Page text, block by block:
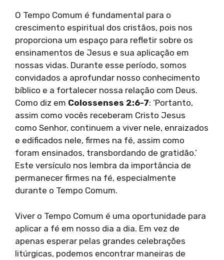
O Tempo Comum é fundamental para o
crescimento espiritual dos cristãos, pois nos
proporciona um espaço para refletir sobre os
ensinamentos de Jesus e sua aplicação em
nossas vidas. Durante esse período, somos
convidados a aprofundar nosso conhecimento
bíblico e a fortalecer nossa relação com Deus.
Como diz em Colossenses 2:6-7: ‘Portanto,
assim como vocês receberam Cristo Jesus
como Senhor, continuem a viver nele, enraizados
e edificados nele, firmes na fé, assim como
foram ensinados, transbordando de gratidão.’
Este versículo nos lembra da importância de
permanecer firmes na fé, especialmente
durante o Tempo Comum.
Viver o Tempo Comum é uma oportunidade para
aplicar a fé em nosso dia a dia. Em vez de
apenas esperar pelas grandes celebrações
litúrgicas, podemos encontrar maneiras de